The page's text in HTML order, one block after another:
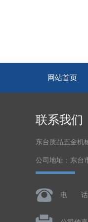
网站首页
联系我们
东台质品五金机
公司地址：东台
电 话